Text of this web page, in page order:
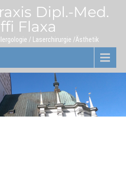
Dipl.-Med.
Flaxa
/ Laserchirurgie /Ästhetik